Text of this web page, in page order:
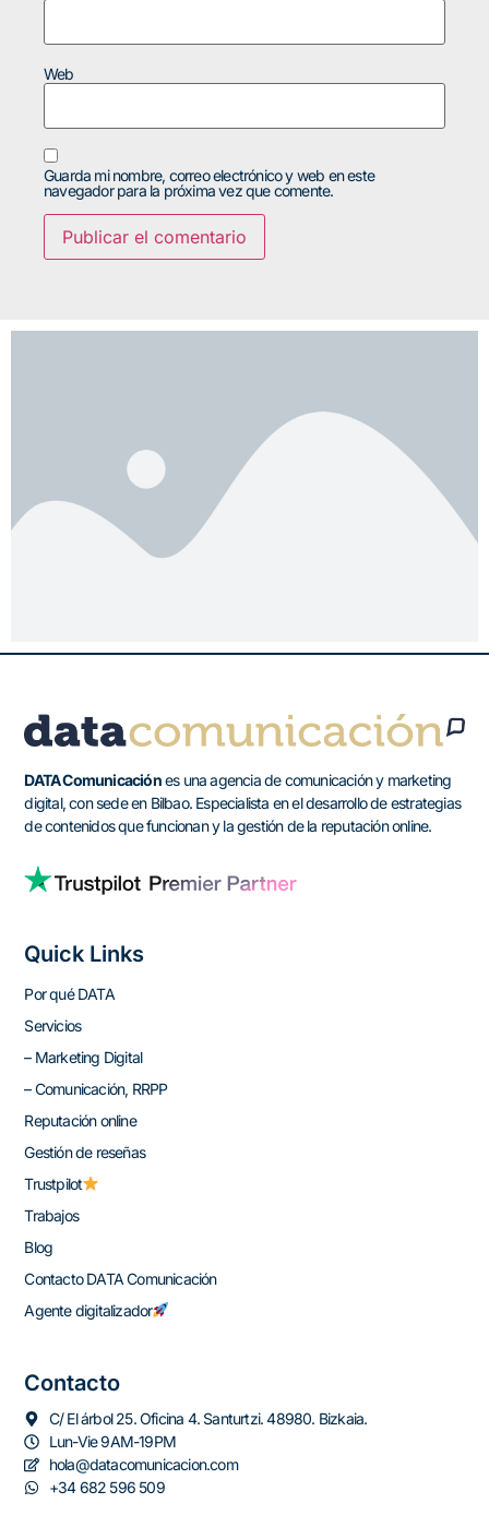
Web
Guarda mi nombre, correo electrónico y web en este
navegador para la próxima vez que comente.
DATA Comunicaciónes una agencia de comunicación y marketing
digital, con sede en Bilbao. Especialista en el desarrollo de estrategias
de contenidos que funcionan y la gestión de la reputación online.
Quick Links
Por qué DATA
Servicios
– Marketing Digital
– Comunicación, RRPP
Reputación online
Gestión de reseñas
Trustpilot
Trabajos
Blog
Contacto DATA Comunicación
Agente digitalizador
Contacto
C/ El árbol 25. Oficina 4. Santurtzi. 48980. Bizkaia.
Lun-Vie 9AM-19PM
hola@datacomunicacion.com
+34 682 596 509